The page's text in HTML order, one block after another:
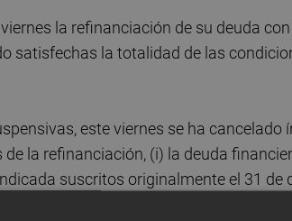
la refinanciación de su deuda
satisfechas la totalidad de las
este viernes se ha cancelado
la refinanciación, (i) la deuda
suscritos originalmente el 31 de
máximo total de 755,2 millones